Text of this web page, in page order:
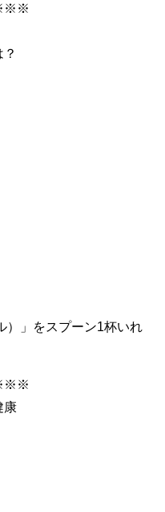
）」をスプーン1杯いれ
康